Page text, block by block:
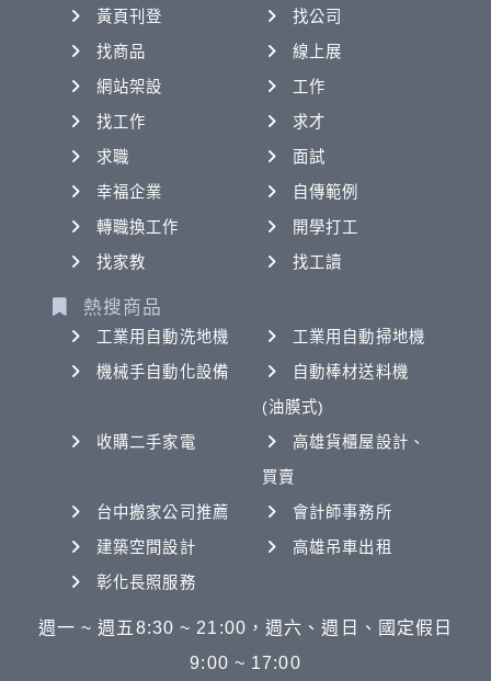
黃頁刊登
找公司
找商品
線上展
網站架設
工作
找工作
求才
求職
面試
幸福企業
自傳範例
轉職換工作
開學打工
找家教
找工讀
熱搜商品
工業用自動洗地機
工業用自動掃地機
機械手自動化設備
自動棒材送料機
(油膜式)
收購二手家電
高雄貨櫃屋設計、
買賣
台中搬家公司推薦
會計師事務所
建築空間設計
高雄吊車出租
彰化長照服務
週一 ~ 週五8:30 ~ 21:00，週六、週日、國定假日
9:00 ~ 17:00